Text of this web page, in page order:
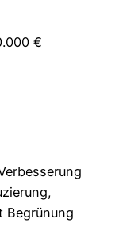
€
Begrünung